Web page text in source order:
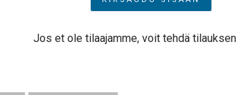
Jos et ole tilaajamme, voit tehdä tilauksen